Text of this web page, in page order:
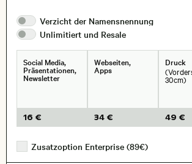
Verzicht der Namensnennung
Unlimitiert und Resale
Social Media,
Präsentationen,
Newsletter
16 €
Webseiten,
Apps
34 €
Druck
30cm)
49 €
Zusatzoption Enterprise (89€)